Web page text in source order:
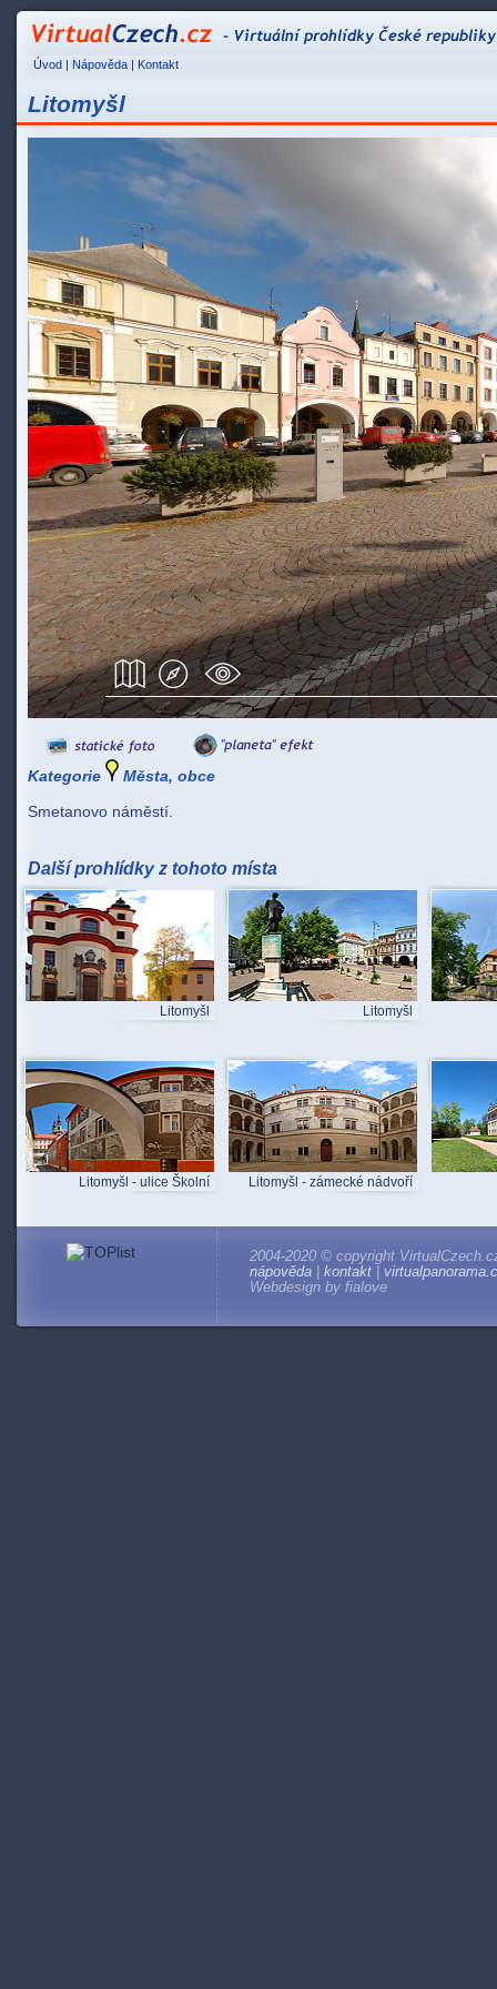
VirtualCzech.cz -
Úvod | Nápověda | Kontakt
Litomyšl
Kategorie
Města, obce
Smetanovo náměstí.
Další prohlídky z tohoto místa
Litomyšl Litomyšl
Litomyšl - ulice Školní Litomyšl - zámecké nádvoří
2004-2020 © copyright
nápověda
kontakt
Webdesign by fialove